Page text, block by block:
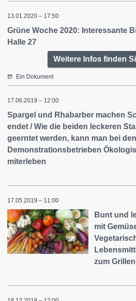
13.01.2020 – 17:50
Grüne Woche 2020: Interessante
Halle 27
Weitere Infos finden
Ein Dokument
17.06.2019 – 12:00
Spargel und Rhabarber machen
endet / Wie die beiden leckeren
geerntet werden, kann man bei den
Demonstrationsbetrieben
miterleben
17.05.2019 – 11:00
Bunt und
mit
zum